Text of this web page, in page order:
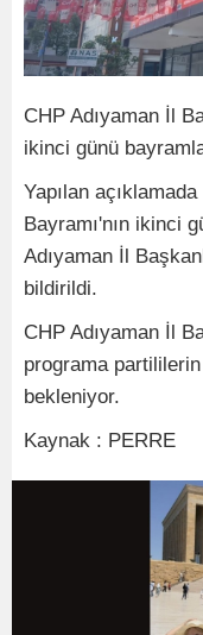
CHP Adıyaman İl
ikinci günü
Yapılan
Bayramı'nın ikinci
Adıyaman İl
bildirildi.
CHP Adıyaman İl
programa partililerin
bekleniyor.
Kaynak : PERRE